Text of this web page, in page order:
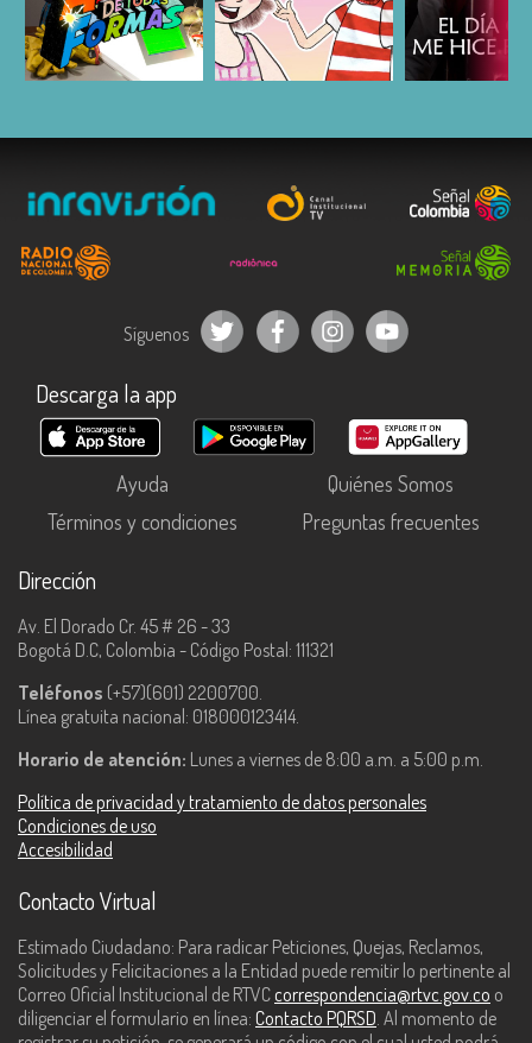
ESCUCHAR ESCUCHAR
Síguenos
Descarga la app
Ayuda
Quiénes Somos
Términos y condiciones
Preguntas frecuentes
Dirección
Av. El Dorado Cr. 45 # 26 - 33
Bogotá D.C, Colombia - Código Postal: 111321
Teléfonos (+57)(601) 2200700.
Línea gratuita nacional: 018000123414.
Horario de atención: Lunes a viernes de 8:00 a.m. a 5:00 p.m.
Política de privacidad y tratamiento de datos personales
Condiciones de uso
Accesibilidad
Contacto Virtual
Estimado Ciudadano: Para radicar Peticiones, Quejas, Reclamos,
Solicitudes y Felicitaciones a la Entidad puede remitir lo pertinente al
Correo Oficial Institucional de RTVC correspondencia@rtvc.gov.co o
diligenciar el formulario en línea: Contacto PQRSD. Al momento de